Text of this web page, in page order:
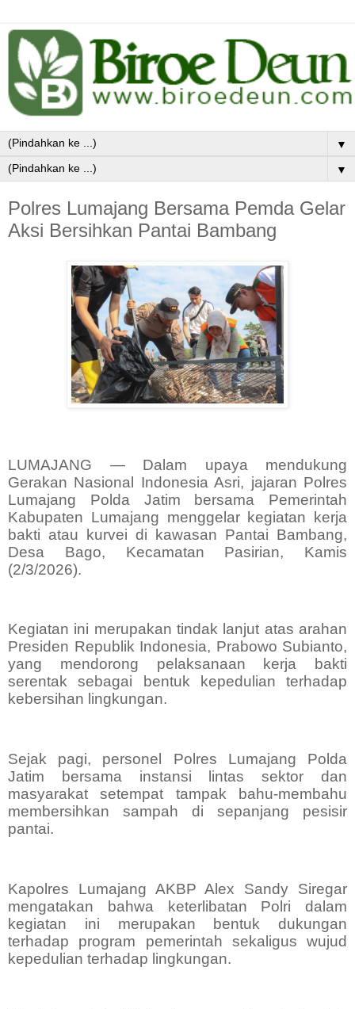
▼
▼
Polres Lumajang Bersama Pemda Gelar
Aksi Bersihkan Pantai Bambang
LUMAJANG — Dalam upaya mendukung
Gerakan Nasional Indonesia Asri, jajaran Polres
Lumajang Polda Jatim bersama Pemerintah
Kabupaten Lumajang menggelar kegiatan kerja
bakti atau kurvei di kawasan Pantai Bambang,
Desa Bago, Kecamatan Pasirian, Kamis
(2/3/2026).
Kegiatan ini merupakan tindak lanjut atas arahan
Presiden Republik Indonesia, Prabowo Subianto,
yang mendorong pelaksanaan kerja bakti
serentak sebagai bentuk kepedulian terhadap
kebersihan lingkungan.
Sejak pagi, personel Polres Lumajang Polda
Jatim bersama instansi lintas sektor dan
masyarakat setempat tampak bahu-membahu
membersihkan sampah di sepanjang pesisir
pantai.
Kapolres Lumajang AKBP Alex Sandy Siregar
mengatakan bahwa keterlibatan Polri dalam
kegiatan ini merupakan bentuk dukungan
terhadap program pemerintah sekaligus wujud
kepedulian terhadap lingkungan.